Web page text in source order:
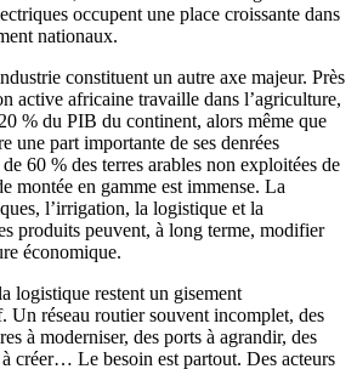
occupent une place croissante dans
nationaux.
constituent un autre axe majeur. Près
active africaine travaille dans l’agriculture,
% du PIB du continent, alors même que
une part importante de ses denrées
60 % des terres arables non exploitées de
montée en gamme est immense. La
l’irrigation, la logistique et la
produits peuvent, à long terme, modifier
économique.
logistique restent un gisement
Un réseau routier souvent incomplet, des
à moderniser, des ports à agrandir, des
créer… Le besoin est partout. Des acteurs